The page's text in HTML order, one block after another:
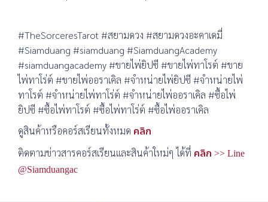
#TheSorceresTarot #สยามดวง #สยามดวงอะคาเดมี่
#Siamduang #siamduang #SiamduangAcademy
#siamduangacademy #ขายไพ่ยิปซี #ขายไพ่ทาโรต์ #ขาย
ไพ่ทาโร่ต์ #ขายไพ่ออราเคิล #จำหน่ายไพ่ยิปซี #จำหน่ายไพ่
ทาโรต์ #จำหน่ายไพ่ทาโร่ต์ #จำหน่ายไพ่ออราเคิล #ซื้อไพ่
ยิปซี #ซื้อไพ่ทาโรต์ #ซื้อไพ่ทาโร่ต์ #ซื้อไพ่ออราเคิล
ดูสินค้าหรือคอร์สเรียนทั้งหมด คลิก
ติดตามข่าวสารคอร์สเรียนและสินค้าใหม่ๆ ได้ที่ คลิก >> Line
@Siamduangac